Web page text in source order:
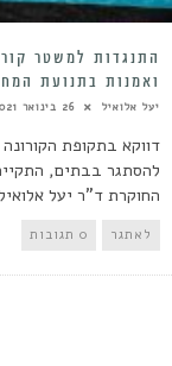
התנגדות למשטר
ואמנות בתנועת
יעל אלואיל 26 בינואר 2021
דווקא בתקופת
להסתגר בבתים,
החוקרת ד"ר יעל
לאתגר 0 תגובות